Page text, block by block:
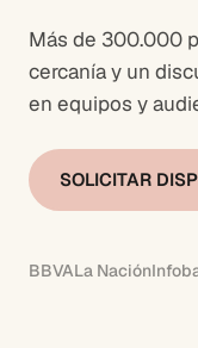
Más de 300.000
cercanía y un
en equipos y
SOLICITAR
BBVALa Nación